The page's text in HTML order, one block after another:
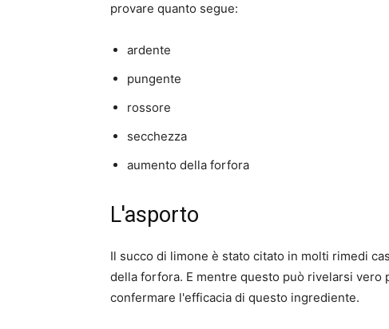
provare quanto segue:
ardente
pungente
rossore
secchezza
aumento della forfora
L'asporto
Il succo di limone è stato citato in molti rimedi
della forfora. E mentre questo può rivelarsi
confermare l'efficacia di questo ingrediente.